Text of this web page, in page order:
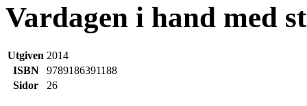
Vardagen i hand med
Utgiven 2014
ISBN
9789186391188
Sidor
26